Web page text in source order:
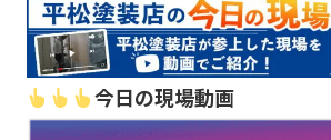
今日の現場動画